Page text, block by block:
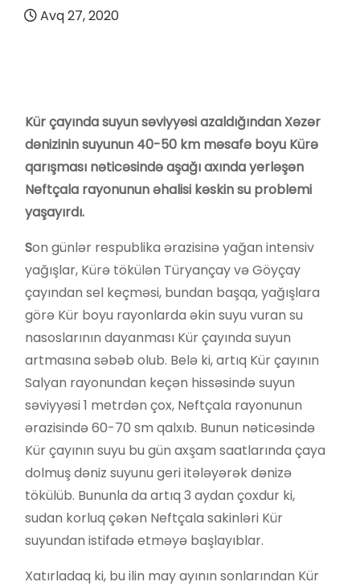
Avq 27, 2020
Kür çayında suyun səviyyəsi azaldığından Xəzər
dənizinin suyunun 40-50 km məsafə boyu Kürə
qarışması nəticəsində aşağı axında yerləşən
Neftçala rayonunun əhalisi kəskin su problemi
yaşayırdı.
Son günlər respublika ərazisinə yağan intensiv
yağışlar, Kürə tökülən Türyançay və Göyçay
çayından sel keçməsi, bundan başqa, yağışlara
görə Kür boyu rayonlarda əkin suyu vuran su
nasoslarının dayanması Kür çayında suyun
artmasına səbəb olub. Belə ki, artıq Kür çayının
Salyan rayonundan keçən hissəsində suyun
səviyyəsi 1 metrdən çox, Neftçala rayonunun
ərazisində 60-70 sm qalxıb. Bunun nəticəsində
Kür çayının suyu bu gün axşam saatlarında çaya
dolmuş dəniz suyunu geri itələyərək dənizə
tökülüb. Bununla da artıq 3 aydan çoxdur ki,
sudan korluq çəkən Neftçala sakinləri Kür
suyundan istifadə etməyə başlayıblar.
Xatırladaq ki, bu ilin may ayının sonlarından Kür